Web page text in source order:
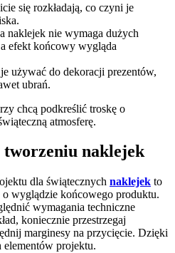
się rozkładają, co czyni je
naklejek nie wymaga dużych
efekt końcowy wygląda
używać do dekoracji prezentów,
ubrań.
chcą podkreślić troskę o
atmosferę.
tworzeniu naklejek
dla świątecznych naklejek to
wyglądzie końcowego produktu.
wymagania techniczne
koniecznie przestrzegaj
marginesy na przycięcie. Dzięki
projektu.